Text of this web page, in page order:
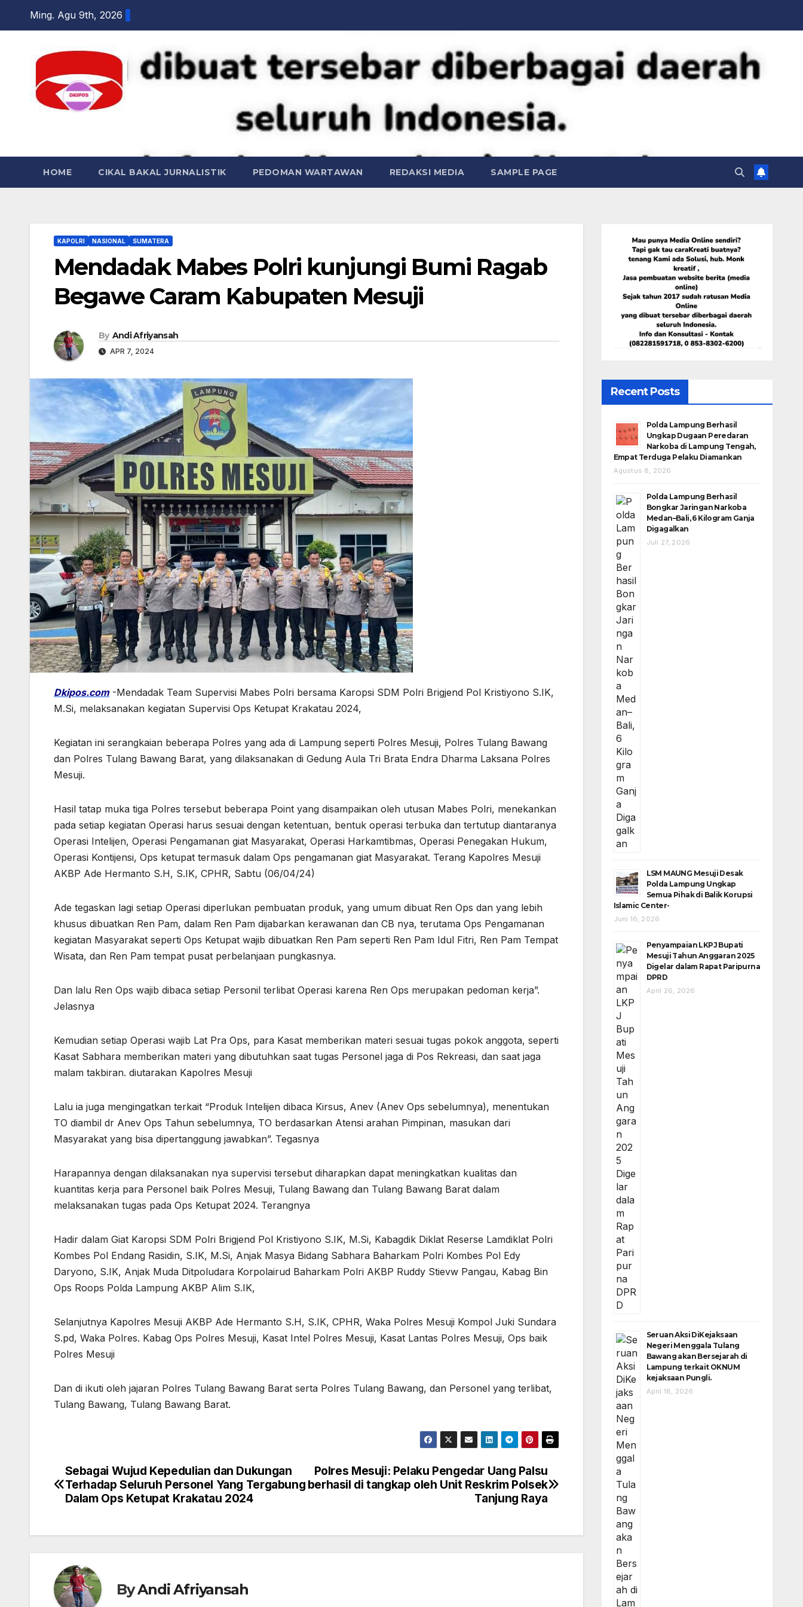
Ming. Agu 9th, 2026
HOME CIKAL BAKAL JURNALISTIK PEDOMAN WARTAWAN REDAKSI MEDIA SAMPLE PAGE
KAPOLRI NASIONAL SUMATERA
Mendadak Mabes Polri kunjungi Bumi Ragab
Begawe Caram Kabupaten Mesuji
By Andi Afriyansah
APR 7, 2024
Dkipos.com-Mendadak Team Supervisi Mabes Polri bersama Karopsi SDM Polri Brigjend Pol Kristiyono S.IK,
M.Si, melaksanakan kegiatan Supervisi Ops Ketupat Krakatau 2024,
Kegiatan ini serangkaian beberapa Polres yang ada di Lampung seperti Polres Mesuji, Polres Tulang Bawang
dan Polres Tulang Bawang Barat, yang dilaksanakan di Gedung Aula Tri Brata Endra Dharma Laksana Polres
Mesuji.
Hasil tatap muka tiga Polres tersebut beberapa Point yang disampaikan oleh utusan Mabes Polri, menekankan
pada setiap kegiatan Operasi harus sesuai dengan ketentuan, bentuk operasi terbuka dan tertutup diantaranya
Operasi Intelijen, Operasi Pengamanan giat Masyarakat, Operasi Harkamtibmas, Operasi Penegakan Hukum,
Operasi Kontijensi, Ops ketupat termasuk dalam Ops pengamanan giat Masyarakat. Terang Kapolres Mesuji
AKBP Ade Hermanto S.H, S.IK, CPHR, Sabtu (06/04/24)
Ade tegaskan lagi setiap Operasi diperlukan pembuatan produk, yang umum dibuat Ren Ops dan yang lebih
khusus dibuatkan Ren Pam, dalam Ren Pam dijabarkan kerawanan dan CB nya, terutama Ops Pengamanan
kegiatan Masyarakat seperti Ops Ketupat wajib dibuatkan Ren Pam seperti Ren Pam Idul Fitri, Ren Pam Tempat
Wisata, dan Ren Pam tempat pusat perbelanjaan pungkasnya.
Dan lalu Ren Ops wajib dibaca setiap Personil terlibat Operasi karena Ren Ops merupakan pedoman kerja”.
Jelasnya
Kemudian setiap Operasi wajib Lat Pra Ops, para Kasat memberikan materi sesuai tugas pokok anggota, seperti
Kasat Sabhara memberikan materi yang dibutuhkan saat tugas Personel jaga di Pos Rekreasi, dan saat jaga
malam takbiran. diutarakan Kapolres Mesuji
Lalu ia juga mengingatkan terkait “Produk Intelijen dibaca Kirsus, Anev (Anev Ops sebelumnya), menentukan
TO diambil dr Anev Ops Tahun sebelumnya, TO berdasarkan Atensi arahan Pimpinan, masukan dari
Masyarakat yang bisa dipertanggung jawabkan”. Tegasnya
Harapannya dengan dilaksanakan nya supervisi tersebut diharapkan dapat meningkatkan kualitas dan
kuantitas kerja para Personel baik Polres Mesuji, Tulang Bawang dan Tulang Bawang Barat dalam
melaksanakan tugas pada Ops Ketupat 2024. Terangnya
Hadir dalam Giat Karopsi SDM Polri Brigjend Pol Kristiyono S.IK, M.Si, Kabagdik Diklat Reserse Lamdiklat Polri
Kombes Pol Endang Rasidin, S.IK, M.Si, Anjak Masya Bidang Sabhara Baharkam Polri Kombes Pol Edy
Daryono, S.IK, Anjak Muda Ditpoludara Korpolairud Baharkam Polri AKBP Ruddy Stievw Pangau, Kabag Bin
Ops Roops Polda Lampung AKBP Alim S.IK,
Selanjutnya Kapolres Mesuji AKBP Ade Hermanto S.H, S.IK, CPHR, Waka Polres Mesuji Kompol Juki Sundara
S.pd, Waka Polres. Kabag Ops Polres Mesuji, Kasat Intel Polres Mesuji, Kasat Lantas Polres Mesuji, Ops baik
Polres Mesuji
Dan di ikuti oleh jajaran Polres Tulang Bawang Barat serta Polres Tulang Bawang, dan Personel yang terlibat,
Tulang Bawang, Tulang Bawang Barat.
Navigasi
pos
Polres Mesuji: Pelaku Pengedar Uang Palsu
berhasil di tangkap oleh Unit Reskrim Polsek
Tanjung Raya
Sebagai Wujud Kepedulian dan Dukungan
Terhadap Seluruh Personel Yang Tergabung
Dalam Ops Ketupat Krakatau 2024
ByAndi Afriyansah
Recent Posts
Polda Lampung Berhasil
Ungkap Dugaan Peredaran
Narkoba di Lampung Tengah,
Empat Terduga Pelaku Diamankan
Agustus 8, 2026
Polda Lampung Berhasil
Bongkar Jaringan Narkoba
Medan–Bali, 6 Kilogram Ganja
Digagalkan
Juli 27, 2026
LSM MAUNG Mesuji Desak
Polda Lampung Ungkap
Semua Pihak di Balik Korupsi
Islamic Center-
Juni 16, 2026
Penyampaian LKPJ Bupati
Mesuji Tahun Anggaran 2025
Digelar dalam Rapat Paripurna
DPRD
April 26, 2026
Seruan Aksi DiKejaksaan
Negeri Menggala Tulang
Bawang akan Bersejarah di
Lampung terkait OKNUM
kejaksaan Pungli.
April 18, 2026